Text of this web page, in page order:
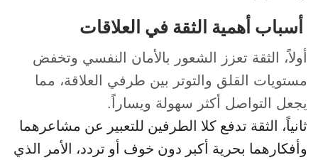
أسباب أهمية الثقة في العلاقات
أولاً، الثقة تعزز الشعور بالأمان النفسي وتخفض
مستويات القلق والتوتر بين طرفي العلاقة، مما
يجعل التواصل أكثر سهولة ويساراً.
ثانياً، الثقة تدفع كلا الطرفين للتعبير عن مشاعرهما
وأفكارهما بحرية أكبر دون خوف أو تردد، الأمر الذي